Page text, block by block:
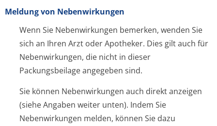
Meldung von Nebenwirkungen
Wenn Sie Nebenwirkungen bemerken, wenden Sie
sich an Ihren Arzt oder Apotheker. Dies gilt auch für
Nebenwirkungen, die nicht in dieser
Packungsbeilage angegeben sind.
Sie können Nebenwirkungen auch direkt anzeigen
(siehe Angaben weiter unten). Indem Sie
Nebenwirkungen melden, können Sie dazu